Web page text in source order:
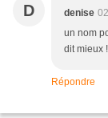
D denise
un nom
dit mieux !
Répondre